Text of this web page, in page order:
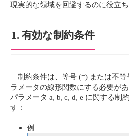
現実的な領域を回避するのに役立ち
1. 有効な制約条件
制約条件は、等号 (=) または不
ラメータの線形関数にする必要が
パラメータ a, b, c, d, e に関する制
す：
例